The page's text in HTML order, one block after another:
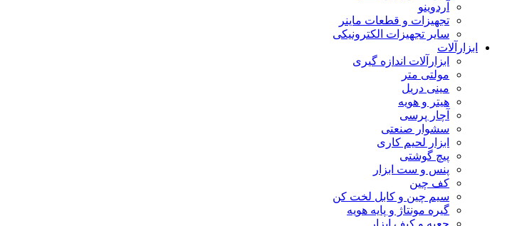
آردوینو
تجهیزات و قطعات ماینر
سایر تجهیزات الکترونیکی
ابزارآلات
ابزارآلات اندازه گیری
مولتی متر
مینی دریل
هیتر و هویه
آچار پرسی
سشوار صنعتی
ابزار لحیم کاری
پیچ گوشتی
پنس و ست ابزار
کف چین
سیم چین و کابل لخت کن
گیره مونتاژ و پایه هویه
جعبه و کیف ابزار